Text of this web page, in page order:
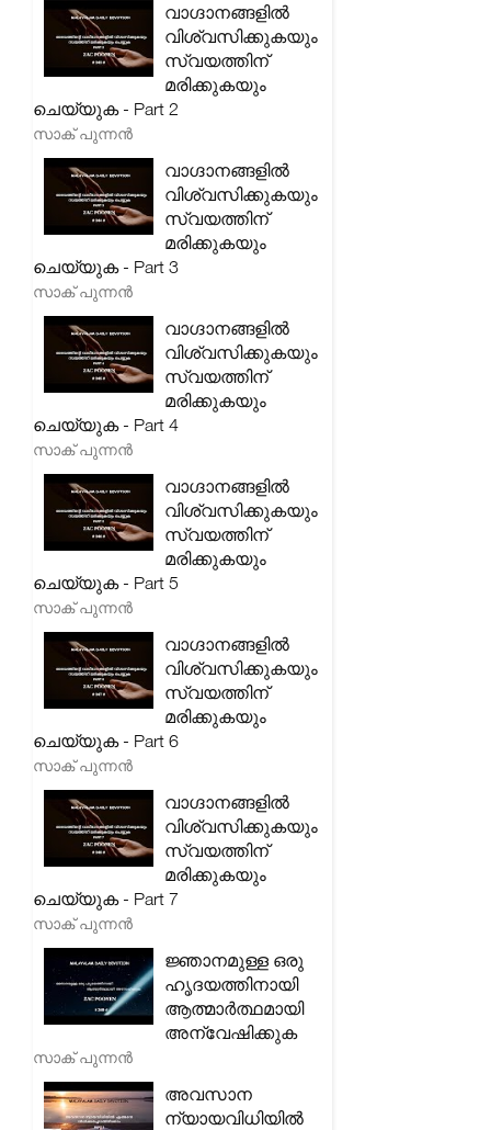
വാഗ്ദാനങ്ങളിൽ
വിശ്വസിക്കുകയും
സ്വയത്തിന്
മരിക്കുകയും
ചെയ്യുക - Part 2
സാക് പുന്നൻ
വാഗ്ദാനങ്ങളിൽ
വിശ്വസിക്കുകയും
സ്വയത്തിന്
മരിക്കുകയും
ചെയ്യുക - Part 3
സാക് പുന്നൻ
വാഗ്ദാനങ്ങളിൽ
വിശ്വസിക്കുകയും
സ്വയത്തിന്
മരിക്കുകയും
ചെയ്യുക - Part 4
സാക് പുന്നൻ
വാഗ്ദാനങ്ങളിൽ
വിശ്വസിക്കുകയും
സ്വയത്തിന്
മരിക്കുകയും
ചെയ്യുക - Part 5
സാക് പുന്നൻ
വാഗ്ദാനങ്ങളിൽ
വിശ്വസിക്കുകയും
സ്വയത്തിന്
മരിക്കുകയും
ചെയ്യുക - Part 6
സാക് പുന്നൻ
വാഗ്ദാനങ്ങളിൽ
വിശ്വസിക്കുകയും
സ്വയത്തിന്
മരിക്കുകയും
ചെയ്യുക - Part 7
സാക് പുന്നൻ
ജ്ഞാനമുള്ള ഒരു
ഹൃദയത്തിനായി
ആത്മാർത്ഥമായി
അന്വേഷിക്കുക
സാക് പുന്നൻ
അവസാന
ന്യായവിധിയിൽ